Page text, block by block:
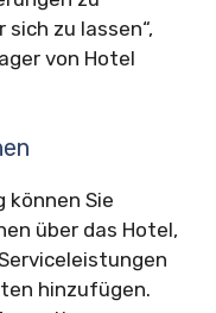
zu lassen“,
von Hotel
können Sie
über das Hotel,
hinzufügen.